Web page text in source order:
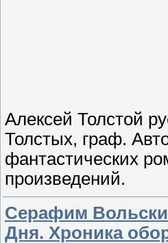
Алексей Толстой
Толстых, граф.
фантастических
произведений.
Серафим
Дня. Хроника